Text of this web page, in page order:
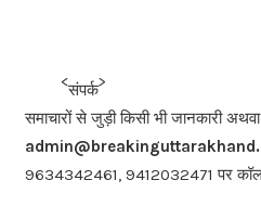
b
o
o
k
संपर्क
समाचारों से जुड़ी किसी भी जानकारी
9634342461, 9412032471 पर